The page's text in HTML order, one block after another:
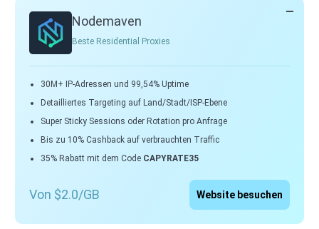
Nodemaven
Beste Residential Proxies
30M+ IP-Adressen und 99,54% Uptime
Detailliertes Targeting auf Land/Stadt/ISP-Ebene
Super Sticky Sessions oder Rotation pro Anfrage
Bis zu 10% Cashback auf verbrauchten Traffic
35% Rabatt mit dem Code CAPYRATE35
Von $2.0/GB Website besuchen